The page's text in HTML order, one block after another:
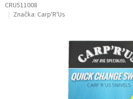
CRU511008
Značka: Carp'R'Us